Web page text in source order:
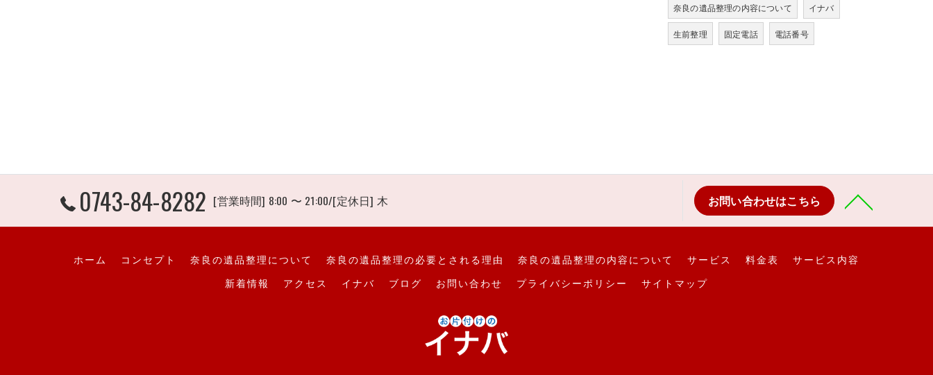
奈良の遺品整理の内容について イナバ
生前整理 固定電話 電話番号
0743-84-8282 [営業時間] 8:00 〜 21:00/[定休日] 木 お問い合わせはこちら
ホーム コンセプト 奈良の遺品整理について 奈良の遺品整理の必要とされる理由 奈良の遺品整理の内容について サービス 料金表
サービス内容
新着情報
アクセス イナバ ブログ お問い合わせ プライバシーポリシー サイトマップ